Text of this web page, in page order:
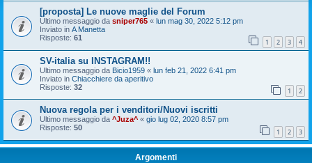
[proposta] Le nuove maglie del Forum
Ultimo messaggio da sniper765 « lun mag 30, 2022 5:12 pm
Inviato in A Manetta
Risposte: 61 1 2 3 4
SV-italia su INSTAGRAM!!
Ultimo messaggio da Bicio1959 « lun feb 21, 2022 6:41 pm
Inviato in Chiacchiere da aperitivo
Risposte: 32 1 2
Nuova regola per i venditori/Nuovi iscritti
Ultimo messaggio da ^Juza^ « gio lug 02, 2020 8:57 pm
Risposte: 50 1 2 3
Argomenti